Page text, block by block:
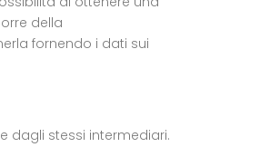
della
fornendo i dati sui
e dagli stessi intermediari.